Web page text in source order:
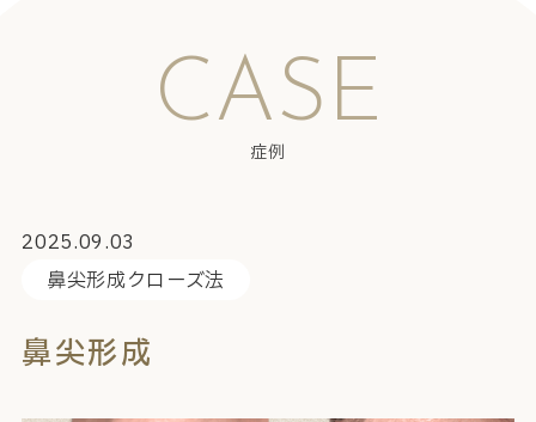
CASE
症例
2025.09.03
鼻尖形成クローズ法
鼻尖形成